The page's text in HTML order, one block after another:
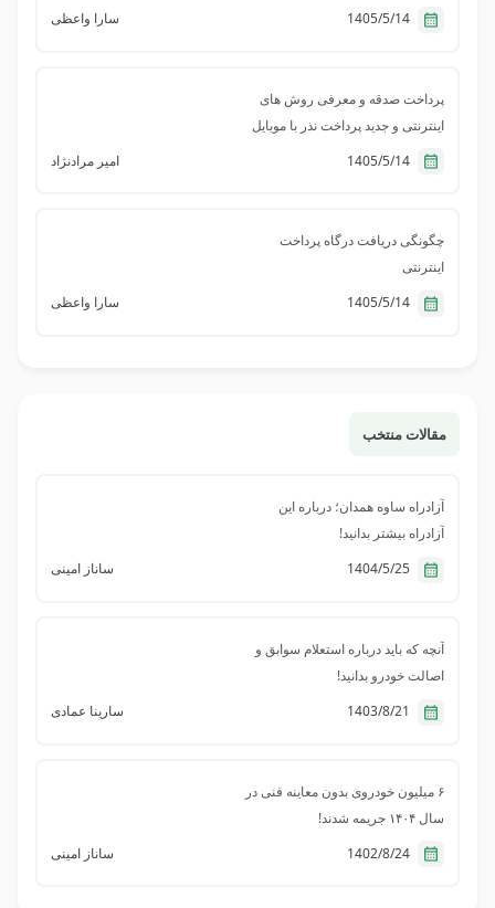
سارا واعظی
پرداخت صدقه و معرفی روش های
اینترنتی و جدید پرداخت نذر با موبایل
امیر مرادنژاد
چگونگی دریافت درگاه پرداخت
اینترنتی
سارا واعظی
مقالات منتخب
آزادراه ساوه همدان؛ درباره این
آزادراه بیشتر بدانید!
ساناز امینی
آنچه که باید درباره استعلام سوابق و
اصالت خودرو بدانید!
سارینا عمادی
۶ میلیون خودروی بدون معاینه فنی در
سال ۱۴۰۴ جریمه شدند!
ساناز امینی